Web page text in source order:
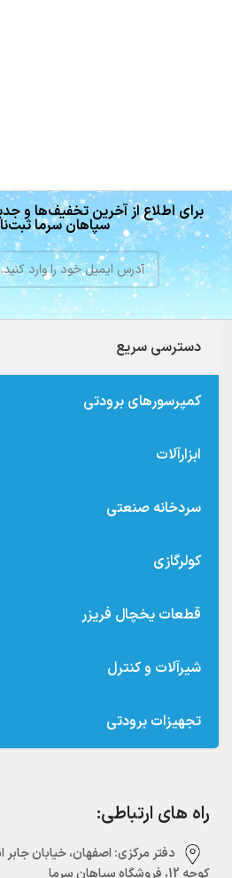
برای اطلاع از آخرین تخفیف‌ها و
سپاهان سرما
دسترسی سریع
کمپرسورهای برودتی
ابزارآلات
سردخانه صنعتی
کولرگازی
قطعات یخچال فریزر
شیرآلات و کنترل
تجهیزات برودتی
راه های ارتباطی:
دفتر مرکزی:‌ اصفهان، خیابان جابر
کوچه 12، فروشگاه سپاهان سرما